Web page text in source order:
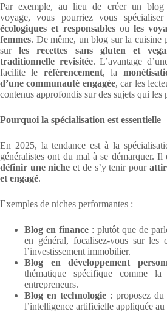
Par exemple, au lieu de créer un blog
voyage, vous pourriez vous spécialiser
écologiques et responsablesoules
femmes. De même, un blog sur la cuisine
surles recettes sans gluten et
traditionnelle revisitée. L’avantage
facilite le référencement, la
d’une communauté engagée, car les
contenus approfondis sur des sujets qui les
Pourquoi la spécialisation est essentielle
En 2025, la tendance est à la
généralistes ont du mal à se démarquer.
définir une niche et de s’y tenir pour
et engagé.
Exemples de niches performantes :
Blog en finance : plutôt que de
en général, focalisez-vous sur les
l’investissement immobilier.
Blog en développement
thématique spécifique comme
entrepreneurs.
Blog en technologie: proposez du
l’intelligence artificielle appliquée